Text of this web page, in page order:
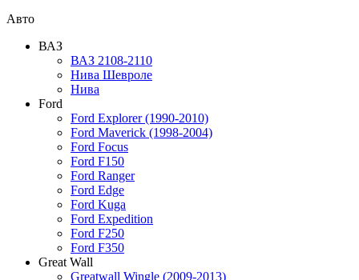
Авто
ВАЗ
ВАЗ 2108-2110
Нива Шевроле
Нива
Ford
Ford Explorer (1990-2010)
Ford Maverick (1998-2004)
Ford Focus
Ford F150
Ford Ranger
Ford Edge
Ford Kuga
Ford Expedition
Ford F250
Ford F350
Great Wall
Greatwall Wingle (2009-2013)